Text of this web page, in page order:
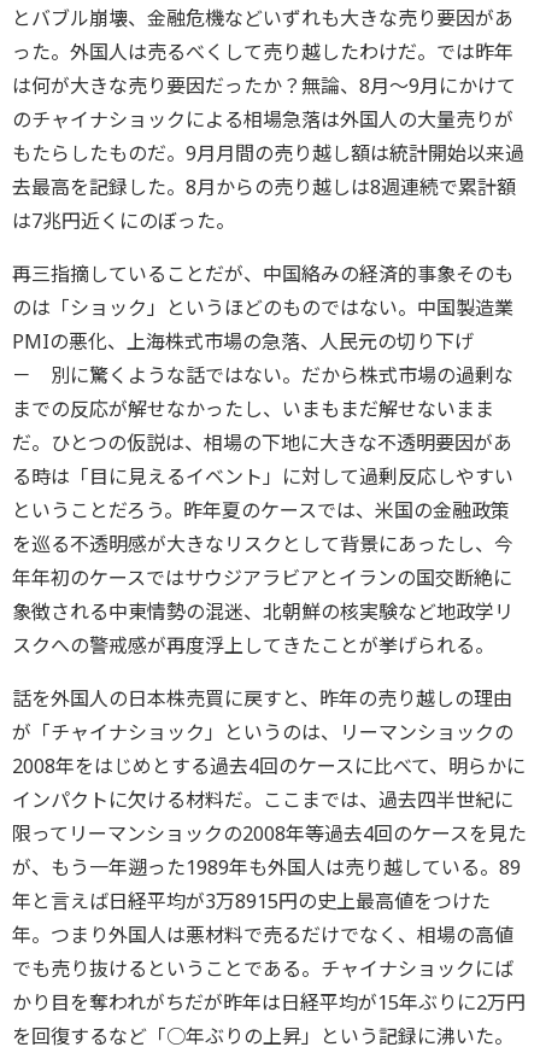
とバブル崩壊、金融危機などいずれも大きな売り要因があ
った。外国人は売るべくして売り越したわけだ。では昨年
は何が大きな売り要因だったか？無論、8月～9月にかけて
のチャイナショックによる相場急落は外国人の大量売りが
もたらしたものだ。9月月間の売り越し額は統計開始以来過
去最高を記録した。8月からの売り越しは8週連続で累計額
は7兆円近くにのぼった。
再三指摘していることだが、中国絡みの経済的事象そのも
のは「ショック」というほどのものではない。中国製造業
PMIの悪化、上海株式市場の急落、人民元の切り下げ
－ 別に驚くような話ではない。だから株式市場の過剰な
までの反応が解せなかったし、いまもまだ解せないまま
だ。ひとつの仮説は、相場の下地に大きな不透明要因があ
る時は「目に見えるイベント」に対して過剰反応しやすい
ということだろう。昨年夏のケースでは、米国の金融政策
を巡る不透明感が大きなリスクとして背景にあったし、今
年年初のケースではサウジアラビアとイランの国交断絶に
象徴される中東情勢の混迷、北朝鮮の核実験など地政学リ
スクへの警戒感が再度浮上してきたことが挙げられる。
話を外国人の日本株売買に戻すと、昨年の売り越しの理由
が「チャイナショック」というのは、リーマンショックの
2008年をはじめとする過去4回のケースに比べて、明らかに
インパクトに欠ける材料だ。ここまでは、過去四半世紀に
限ってリーマンショックの2008年等過去4回のケースを見た
が、もう一年遡った1989年も外国人は売り越している。89
年と言えば日経平均が3万8915円の史上最高値をつけた
年。つまり外国人は悪材料で売るだけでなく、相場の高値
でも売り抜けるということである。チャイナショックにば
かり目を奪われがちだが昨年は日経平均が15年ぶりに2万円
を回復するなど「○年ぶりの上昇」という記録に沸いた。